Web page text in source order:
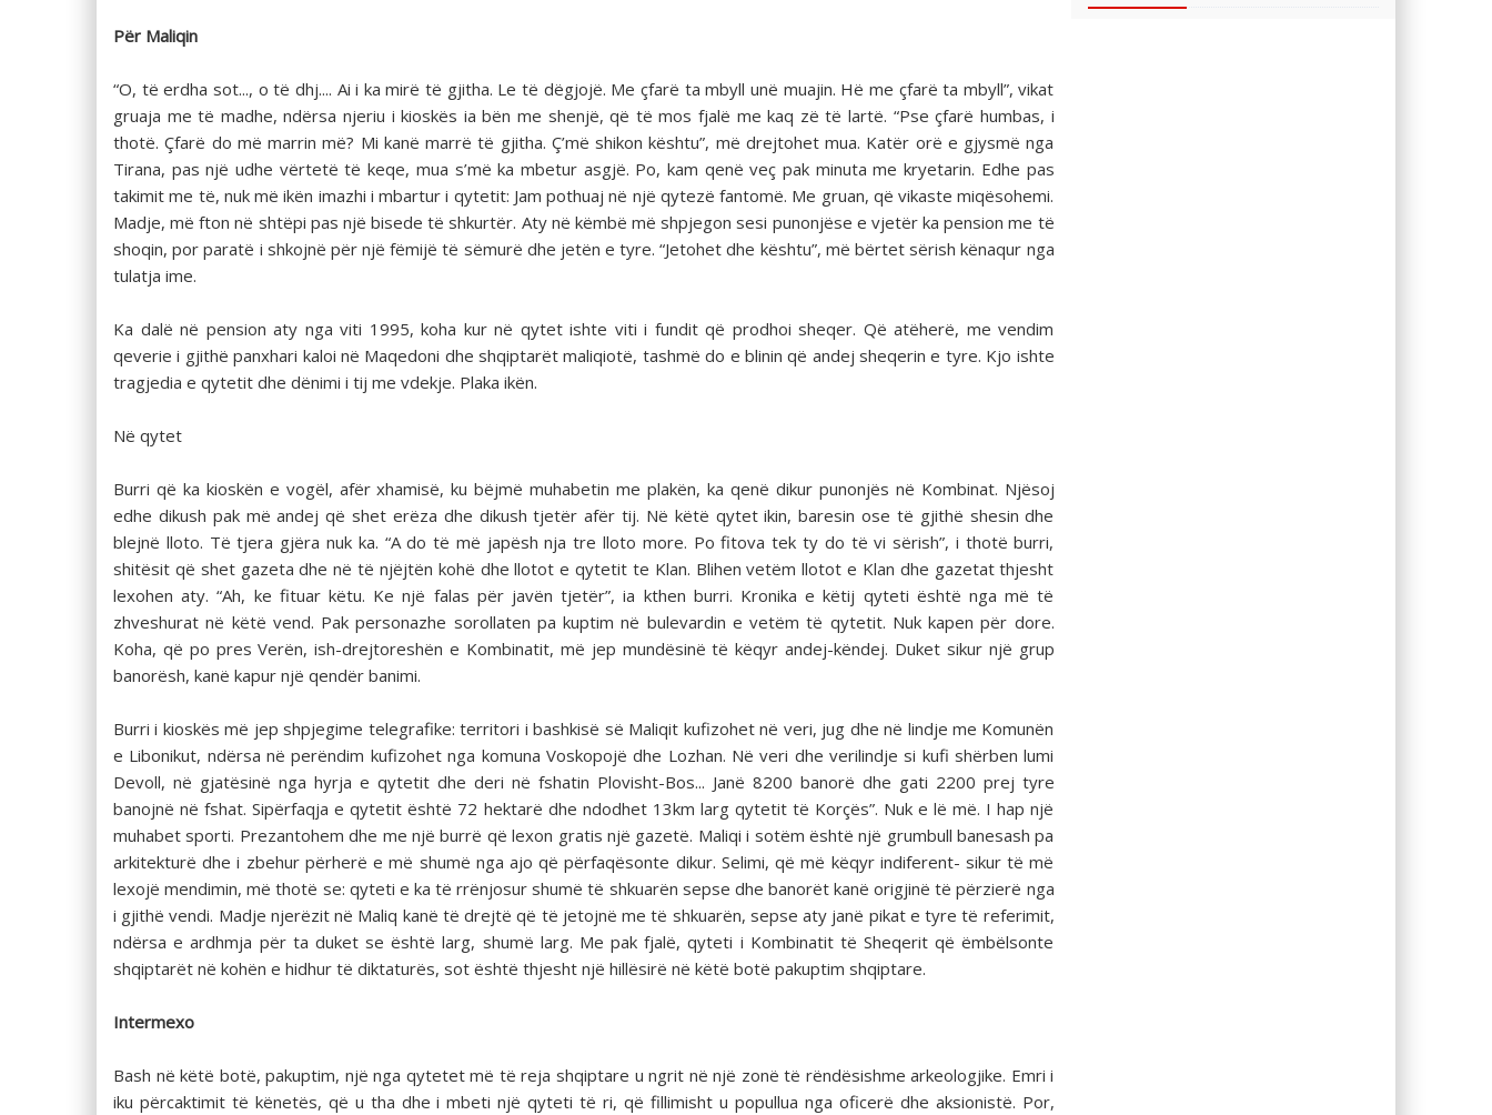
Për Maliqin
“O, të erdha sot..., o të dhj.... Ai i ka mirë të gjitha. Le të dëgjojë. Me çfarë ta mbyll unë muajin. Hë me çfarë ta mbyll”, vikat
gruaja me të madhe, ndërsa njeriu i kioskës ia bën me shenjë, që të mos fjalë me kaq zë të lartë. “Pse çfarë humbas, i
thotë. Çfarë do më marrin më? Mi kanë marrë të gjitha. Ç’më shikon kështu”, më drejtohet mua. Katër orë e gjysmë nga
Tirana, pas një udhe vërtetë të keqe, mua s’më ka mbetur asgjë. Po, kam qenë veç pak minuta me kryetarin. Edhe pas
takimit me të, nuk më ikën imazhi i mbartur i qytetit: Jam pothuaj në një qytezë fantomë. Me gruan, që vikaste miqësohemi.
Madje, më fton në shtëpi pas një bisede të shkurtër. Aty në këmbë më shpjegon sesi punonjëse e vjetër ka pension me të
shoqin, por paratë i shkojnë për një fëmijë të sëmurë dhe jetën e tyre. “Jetohet dhe kështu”, më bërtet sërish kënaqur nga
tulatja ime.
Ka dalë në pension aty nga viti 1995, koha kur në qytet ishte viti i fundit që prodhoi sheqer. Që atëherë, me vendim
qeverie i gjithë panxhari kaloi në Maqedoni dhe shqiptarët maliqiotë, tashmë do e blinin që andej sheqerin e tyre. Kjo ishte
tragjedia e qytetit dhe dënimi i tij me vdekje. Plaka ikën.
Në qytet
Burri që ka kioskën e vogël, afër xhamisë, ku bëjmë muhabetin me plakën, ka qenë dikur punonjës në Kombinat. Njësoj
edhe dikush pak më andej që shet erëza dhe dikush tjetër afër tij. Në këtë qytet ikin, baresin ose të gjithë shesin dhe
blejnë lloto. Të tjera gjëra nuk ka. “A do të më japësh nja tre lloto more. Po fitova tek ty do të vi sërish”, i thotë burri,
shitësit që shet gazeta dhe në të njëjtën kohë dhe llotot e qytetit te Klan. Blihen vetëm llotot e Klan dhe gazetat thjesht
lexohen aty. “Ah, ke fituar këtu. Ke një falas për javën tjetër”, ia kthen burri. Kronika e këtij qyteti është nga më të
zhveshurat në këtë vend. Pak personazhe sorollaten pa kuptim në bulevardin e vetëm të qytetit. Nuk kapen për dore.
Koha, që po pres Verën, ish-drejtoreshën e Kombinatit, më jep mundësinë të këqyr andej-këndej. Duket sikur një grup
banorësh, kanë kapur një qendër banimi.
Burri i kioskës më jep shpjegime telegrafike: territori i bashkisë së Maliqit kufizohet në veri, jug dhe në lindje me Komunën
e Libonikut, ndërsa në perëndim kufizohet nga komuna Voskopojë dhe Lozhan. Në veri dhe verilindje si kufi shërben lumi
Devoll, në gjatësinë nga hyrja e qytetit dhe deri në fshatin Plovisht-Bos... Janë 8200 banorë dhe gati 2200 prej tyre
banojnë në fshat. Sipërfaqja e qytetit është 72 hektarë dhe ndodhet 13km larg qytetit të Korçës”. Nuk e lë më. I hap një
muhabet sporti. Prezantohem dhe me një burrë që lexon gratis një gazetë. Maliqi i sotëm është një grumbull banesash pa
arkitekturë dhe i zbehur përherë e më shumë nga ajo që përfaqësonte dikur. Selimi, që më këqyr indiferent- sikur të më
lexojë mendimin, më thotë se: qyteti e ka të rrënjosur shumë të shkuarën sepse dhe banorët kanë origjinë të përzierë nga
i gjithë vendi. Madje njerëzit në Maliq kanë të drejtë që të jetojnë me të shkuarën, sepse aty janë pikat e tyre të referimit,
ndërsa e ardhmja për ta duket se është larg, shumë larg. Me pak fjalë, qyteti i Kombinatit të Sheqerit që ëmbëlsonte
shqiptarët në kohën e hidhur të diktaturës, sot është thjesht një hillësirë në këtë botë pakuptim shqiptare.
Intermexo
Bash në këtë botë, pakuptim, një nga qytetet më të reja shqiptare u ngrit në një zonë të rëndësishme arkeologjike. Emri i
iku përcaktimit të kënetës, që u tha dhe i mbeti një qyteti të ri, që fillimisht u popullua nga oficerë dhe aksionistë. Por,